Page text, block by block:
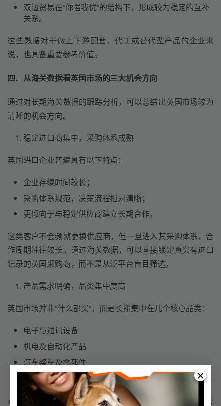
双边贸易在“你强我优”的结构下，形成较为稳定的互补
关系。
这些数据对于做上下游配套、代工或替代型产品的企业来
说，也具备重要参考价值。
四、从海关数据看英国市场的三大机会方向
通过对长期海关数据的跟踪分析，可以总结出英国市场较为
清晰的机会方向。
稳定进口商集中，采购体系成熟
英国进口企业普遍具有以下特点：
企业存续时间较长；
采购体系规范，决策流程相对清晰；
更倾向于与稳定供应商建立长期合作。
这类客户不会频繁更换供应商，但一旦进入其采购体系，合
作周期往往较长。通过海关数据，可以直接锁定真实有进口
记录的英国采购商，而不是从泛平台盲目筛选。
产品需求明确，品类集中度高
英国市场并非“什么都买”，而是长期集中在几个核心品类：
电子与通讯设备
机电及自动化产品
汽车整车及零部件
日用消费品（尤其是标准化产品）
对于中国企业来说，更适合“聚焦品类 + 精准客户”的开发方